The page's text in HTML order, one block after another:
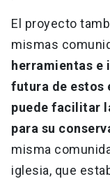
El proyecto
mismas
herramientas e
futura de estos
puede facilitar
para su
misma
iglesia, que